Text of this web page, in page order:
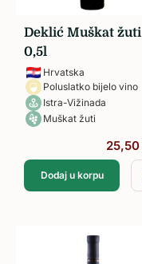
Deklić Muškat žuti
0,5l
Hrvatska
Poluslatko bijelo vino
Istra-Vižinada
Muškat žuti
25,50
Dodaj u korpu